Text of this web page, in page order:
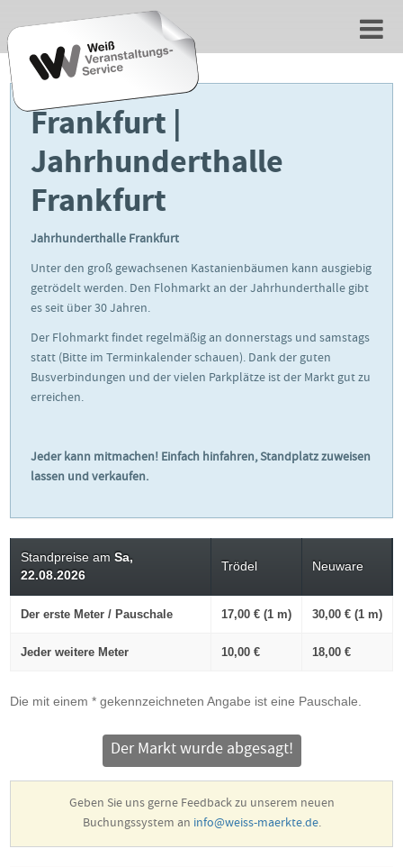
Frankfurt |
Jahrhunderthalle
Frankfurt
Jahrhunderthalle Frankfurt
Unter den groß gewachsenen Kastanienbäumen kann ausgiebig
getrödelt werden. Den Flohmarkt an der Jahrhunderthalle gibt
es seit über 30 Jahren.
Der Flohmarkt findet regelmäßig an donnerstags und samstags
statt (Bitte im Terminkalender schauen). Dank der guten
Busverbindungen und der vielen Parkplätze ist der Markt gut zu
erreichen.
Jeder kann mitmachen! Einfach hinfahren, Standplatz zuweisen
lassen und verkaufen.
Standpreise am Sa,
22.08.2026
Trödel Neuware
Der erste Meter / Pauschale 17,00 € (1 m) 30,00 € (1 m)
Jeder weitere Meter 10,00 € 18,00 €
Die mit einem * gekennzeichneten Angabe ist eine Pauschale.
Der Markt wurde abgesagt!
Geben Sie uns gerne Feedback zu unserem neuen
Buchungssystem an info@weiss-maerkte.de.